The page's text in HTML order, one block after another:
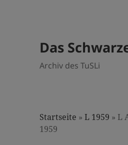
Das
Archiv des TuSLi
Startseite »L 1959 » L
1959